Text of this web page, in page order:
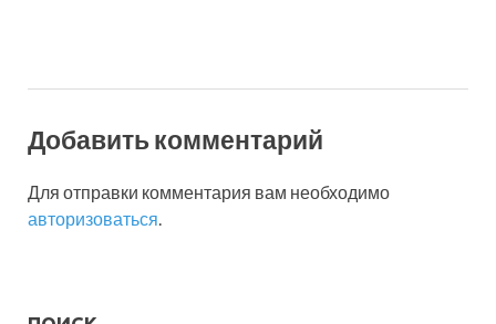
Добавить комментарий
Для отправки комментария вам необходимо
авторизоваться.